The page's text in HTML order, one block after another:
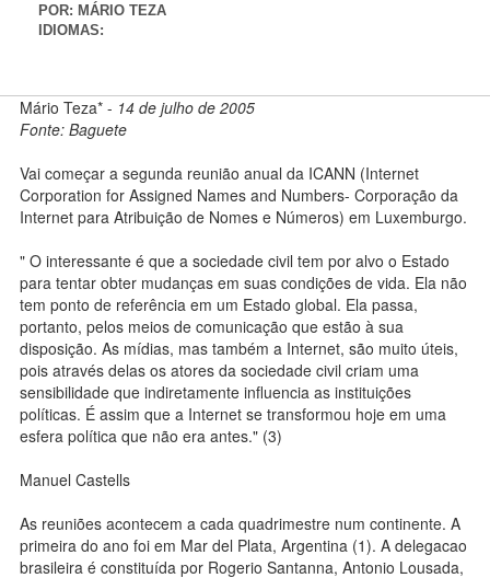
POR: MÁRIO TEZA
IDIOMAS:
Mário Teza* - 14 de julho de 2005
Fonte: Baguete
Vai começar a segunda reunião anual da ICANN (Internet
Corporation for Assigned Names and Numbers- Corporação da
Internet para Atribuição de Nomes e Números) em Luxemburgo.
" O interessante é que a sociedade civil tem por alvo o Estado
para tentar obter mudanças em suas condições de vida. Ela não
tem ponto de referência em um Estado global. Ela passa,
portanto, pelos meios de comunicação que estão à sua
disposição. As mídias, mas também a Internet, são muito úteis,
pois através delas os atores da sociedade civil criam uma
sensibilidade que indiretamente influencia as instituições
políticas. É assim que a Internet se transformou hoje em uma
esfera política que não era antes." (3)
Manuel Castells
As reuniões acontecem a cada quadrimestre num continente. A
primeira do ano foi em Mar del Plata, Argentina (1). A delegacao
brasileira é constituída por Rogerio Santanna, Antonio Lousada,